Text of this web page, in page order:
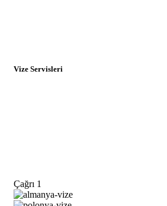
Vize Servisleri
Çağrı 1